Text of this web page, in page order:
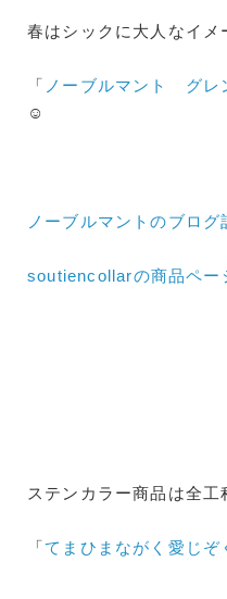
春はシックに大人なイメ
「 ノーブルマント グレ
☺
ノーブルマントのブログ
soutiencollarの商品ペー
ステンカラー商品は全工
「てまひまながく愛じぞ